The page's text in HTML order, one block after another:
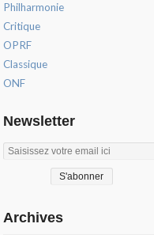
Philharmonie
Critique
OPRF
Classique
ONF
Newsletter
Archives